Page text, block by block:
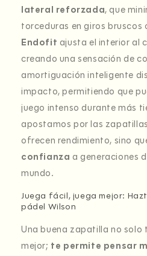
lateral reforzada, que
torceduras en giros bruscos
Endofit ajusta el interior al
creando una sensación de
amortiguación inteligente
impacto, permitiendo que
juego intenso durante más
apostamos por las
ofrecen rendimiento, sino
confianza a generaciones
mundo.
Juega fácil, juega mejor:
pádel Wilson
Una buena zapatilla no solo
mejor; te permite pensar